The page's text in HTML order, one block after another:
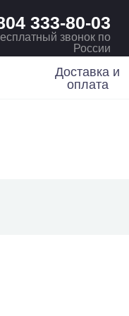
333-80-03
звонок по
России
Доставка и
оплата